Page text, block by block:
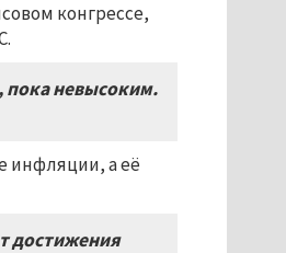
конгрессе,
пока невысоким.
инфляции, а её
достижения